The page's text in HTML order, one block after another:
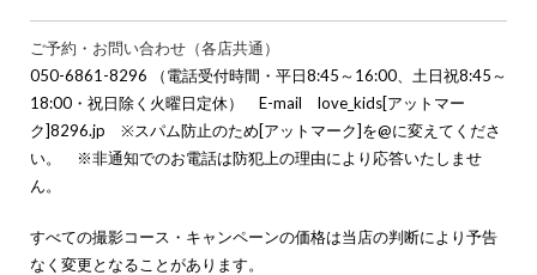
ご予約・お問い合わせ（各店共通）
050-6861-8296 （電話受付時間・平日8:45～16:00、土日祝8:45～
18:00・祝日除く火曜日定休） E-mail love_kids[アットマー
ク]8296.jp ※スパム防止のため[アットマーク]を@に変えてくださ
い。 ※非通知でのお電話は防犯上の理由により応答いたしませ
ん。
すべての撮影コース・キャンペーンの価格は当店の判断により予告
なく変更となることがあります。